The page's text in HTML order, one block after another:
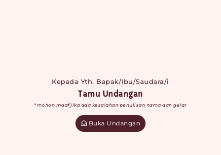
Kepada Yth. Bapak/Ibu/Saudara/i
Tamu Undangan
*mohon maaf jika ada kesalahan penulisan nama dan gelar
Buka Undangan